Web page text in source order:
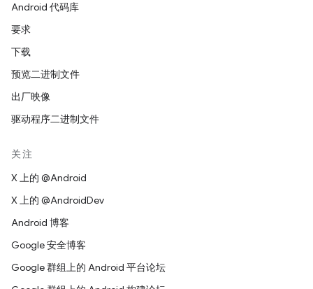
Android 代码库
要求
下载
预览二进制文件
出厂映像
驱动程序二进制文件
关注
X 上的 @Android
X 上的 @AndroidDev
Android 博客
Google 安全博客
Google 群组上的 Android 平台论坛